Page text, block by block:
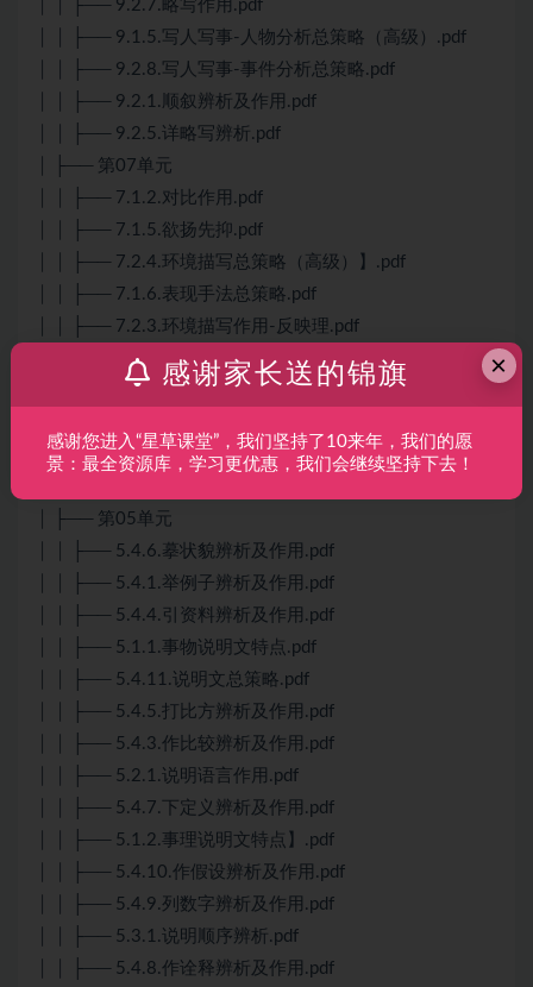
│ │ ├── 9.2.7.略写作用.pdf
│ │ ├── 9.1.5.写人写事-人物分析总策略（高级）.pdf
│ │ ├── 9.2.8.写人写事-事件分析总策略.pdf
│ │ ├── 9.2.1.顺叙辨析及作用.pdf
│ │ ├── 9.2.5.详略写辨析.pdf
│ ├── 第07单元
│ │ ├── 7.1.2.对比作用.pdf
│ │ ├── 7.1.5.欲扬先抑.pdf
│ │ ├── 7.2.4.环境描写总策略（高级）】.pdf
│ │ ├── 7.1.6.表现手法总策略.pdf
│ │ ├── 7.2.3.环境描写作用-反映理.pdf
│ │ ├── 7.2.1.环境作用-交代故事背景.pdf
│ │ ├── 7.1.1.对比辨析.pdf
│ │ ├── 7.2.2.环境作用-推动故事情节发展.pdf
│ ├── 第05单元
│ │ ├── 5.4.6.摹状貌辨析及作用.pdf
│ │ ├── 5.4.1.举例子辨析及作用.pdf
│ │ ├── 5.4.4.引资料辨析及作用.pdf
│ │ ├── 5.1.1.事物说明文特点.pdf
│ │ ├── 5.4.11.说明文总策略.pdf
│ │ ├── 5.4.5.打比方辨析及作用.pdf
│ │ ├── 5.4.3.作比较辨析及作用.pdf
│ │ ├── 5.2.1.说明语言作用.pdf
│ │ ├── 5.4.7.下定义辨析及作用.pdf
│ │ ├── 5.1.2.事理说明文特点】.pdf
│ │ ├── 5.4.10.作假设辨析及作用.pdf
│ │ ├── 5.4.9.列数字辨析及作用.pdf
│ │ ├── 5.3.1.说明顺序辨析.pdf
│ │ ├── 5.4.8.作诠释辨析及作用.pdf
×
感谢家长送的锦旗
感谢您进入“星草课堂”，我们坚持了10来年，我们的愿
景：最全资源库，学习更优惠，我们会继续坚持下去！